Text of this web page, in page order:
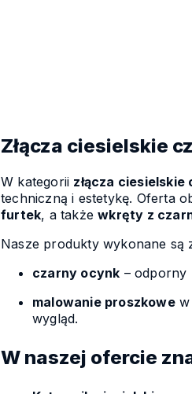
Złącza ciesielskie
W kategorii złącza ciesielskie
techniczną i estetykę. Oferta
furtek, a takżewkręty z
Nasze produkty wykonane są
czarny ocynk – odporny
malowanie proszkowew
wygląd.
W naszej ofercie